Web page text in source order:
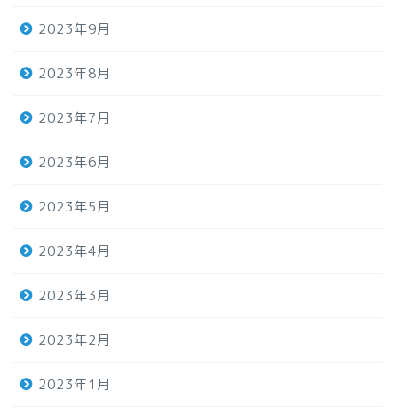
2023年9月
2023年8月
2023年7月
2023年6月
2023年5月
2023年4月
2023年3月
2023年2月
2023年1月